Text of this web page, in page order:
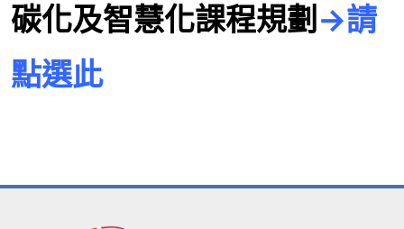
碳化及智慧化課程規劃 →請
點選此